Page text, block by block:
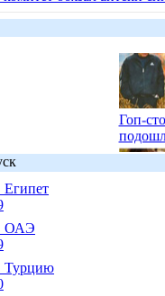
Гоп-
ОАЭ
Турцию